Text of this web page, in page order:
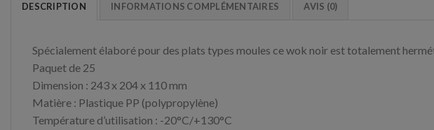
DESCRIPTION INFORMATIONS COMPLÉMENTAIRES AVIS (0)
Spécialement élaboré pour des plats types moules ce wok noir est totalement
Paquet de 25
Dimension : 243 x 204 x 110 mm
Matière : Plastique PP (polypropylène)
Température d’utilisation : -20°C/+130°C